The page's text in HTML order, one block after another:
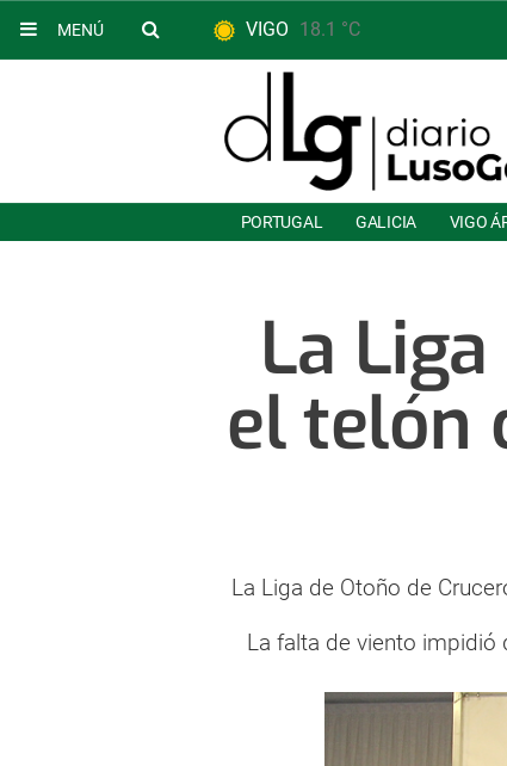
MENÚ VIGO 18.1 °C
PORTUGAL GALICIA VIGO
La
el telón
La Liga de Otoño de
La falta de viento impidió